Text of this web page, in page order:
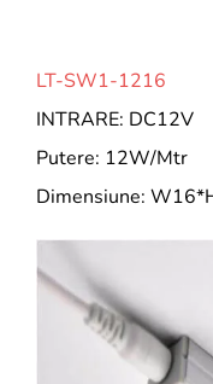
LT-SW1-1216
INTRARE: DC12V
Putere: 12W/Mtr
Dimensiune: